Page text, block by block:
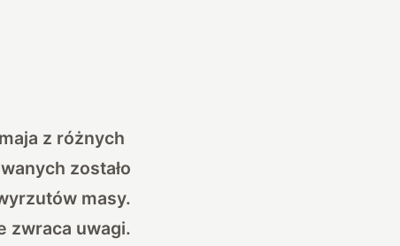
z różnych
zostało
masy.
zwraca uwagi.